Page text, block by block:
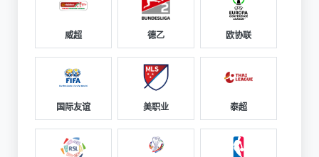
威超 德乙 欧协联
国际友谊 美职业 泰超